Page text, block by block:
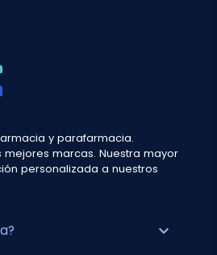
y parafarmacia.
marcas. Nuestra mayor
personalizada a nuestros
expand_more